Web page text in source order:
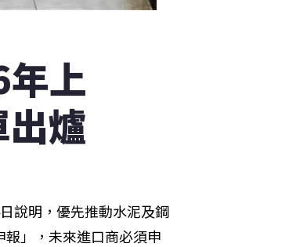
上
爐
說明，優先推動水泥及鋼
」，未來進口商必須申